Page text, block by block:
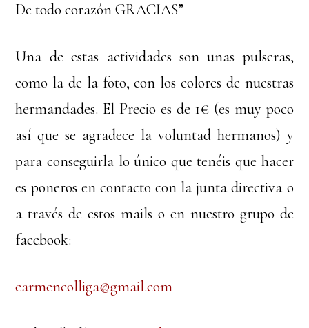
De todo corazón GRACIAS”
Una de estas actividades son unas pulseras,
como la de la foto, con los colores de nuestras
hermandades. El Precio es de 1€ (es muy poco
así que se agradece la voluntad hermanos) y
para conseguirla lo único que tenéis que hacer
es poneros en contacto con la junta directiva o
a través de estos mails o en nuestro grupo de
facebook:
carmencolliga@gmail.com